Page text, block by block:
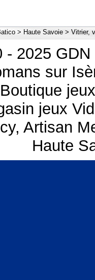
> Haute Savoie > Vitrier,
- 2025
sur
Boutique
jeux
, Artisan
Haute